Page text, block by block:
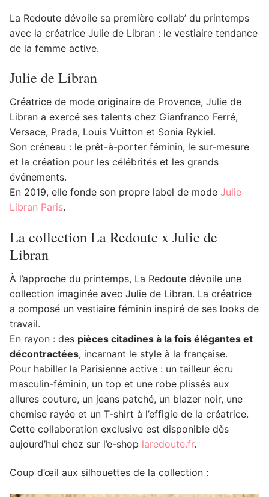
La Redoute dévoile sa première collab’ du printemps
avec la créatrice Julie de Libran : le vestiaire tendance
de la femme active.
Julie de Libran
Créatrice de mode originaire de Provence, Julie de
Libran a exercé ses talents chez Gianfranco Ferré,
Versace, Prada, Louis Vuitton et Sonia Rykiel.
Son créneau : le prêt-à-porter féminin, le sur-mesure
et la création pour les célébrités et les grands
événements.
En 2019, elle fonde son propre label de mode Julie
Libran Paris.
La collection La Redoute x Julie de
Libran
À l’approche du printemps, La Redoute dévoile une
collection imaginée avec Julie de Libran. La créatrice
a composé un vestiaire féminin inspiré de ses looks de
travail.
En rayon : des pièces citadines à la fois élégantes et
décontractées, incarnant le style à la française.
Pour habiller la Parisienne active : un tailleur écru
masculin-féminin, un top et une robe plissés aux
allures couture, un jeans patché, un blazer noir, une
chemise rayée et un T-shirt à l’effigie de la créatrice.
Cette collaboration exclusive est disponible dès
aujourd’hui chez sur l’e-shop laredoute.fr.
Coup d’œil aux silhouettes de la collection :